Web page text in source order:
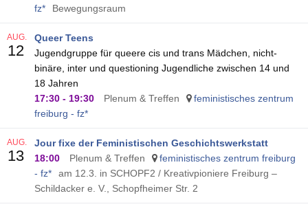
fz*
Bewegungsraum
Queer Teens
Jugendgruppe für queere cis und trans Mädchen, nicht-
binäre, inter und questioning Jugendliche zwischen 14 und
18 Jahren
17:30 - 19:30 Plenum & Treffen
feministisches zentrum
freiburg - fz*
AUG.
12
Jour fixe der Feministischen Geschichtswerkstatt
18:00
Plenum & Treffen
feministisches zentrum freiburg
- fz*
am 12.3. in SCHOPF2 / Kreativpioniere Freiburg –
Schildacker e. V., Schopfheimer Str. 2
AUG.
13